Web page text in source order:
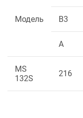
Модель B3
A
MS
132S
216